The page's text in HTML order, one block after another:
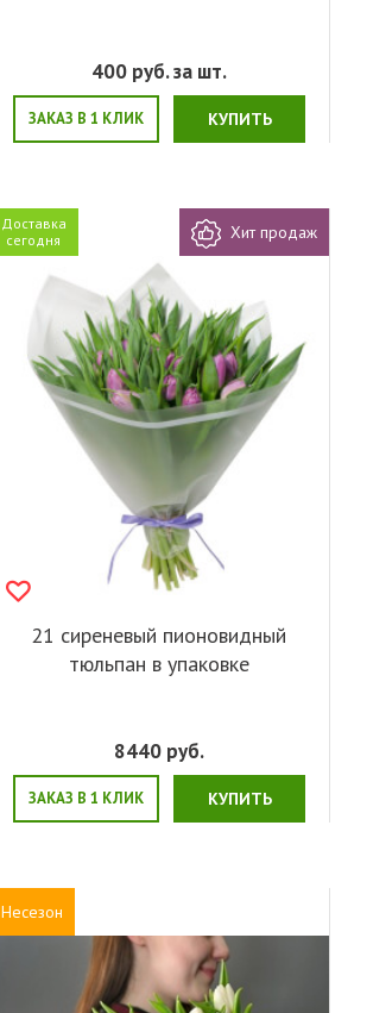
400руб. за шт.
ЗАКАЗ В 1 КЛИК КУПИТЬ
Доставка
сегодня
Хит продаж
21 сиреневый пионовидный
тюльпан в упаковке
8440руб.
ЗАКАЗ В 1 КЛИК КУПИТЬ
Несезон